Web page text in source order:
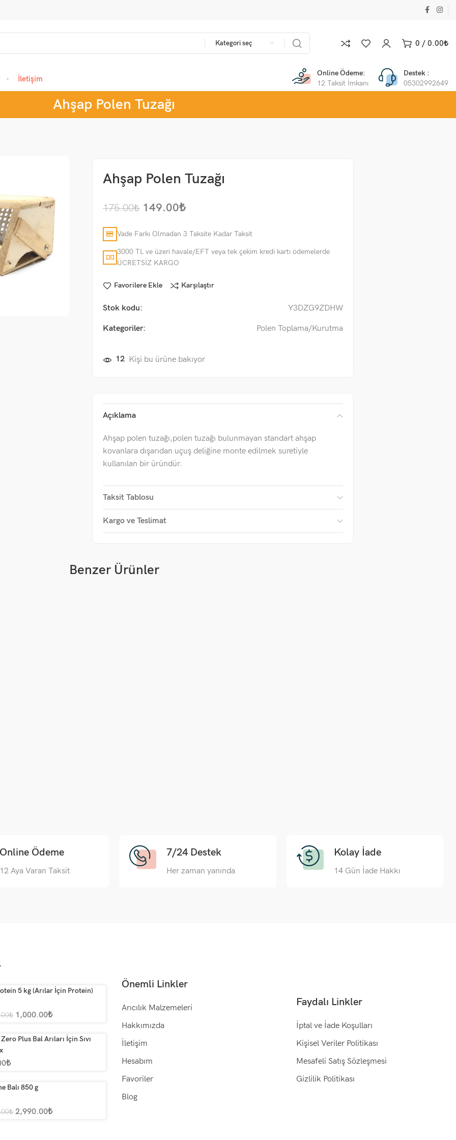
Kategori seç 0 / 0.00₺
İletişim
Online Ödeme:
12 Taksit İmkanı
Destek :
05302992649
Ahşap Polen Tuzağı
Ahşap Polen Tuzağı
175.00₺ 149.00₺
Vade Farkı Olmadan 3 Taksite Kadar Taksit
3000 TL ve üzeri havale/EFT veya tek çekim kredi kartı ödemelerde
ÜCRETSİZ KARGO
Favorilere Ekle Karşılaştır
Stok kodu: Y3DZG9ZDHW
Kategoriler: Polen Toplama/Kurutma
12 Kişi bu ürüne bakıyor
Açıklama
Ahşap polen tuzağı,polen tuzağı bulunmayan standart ahşap
kovanlara dışarıdan uçuş deliğine monte edilmek suretiyle
kullanılan bir üründür.
Taksit Tablosu
Kargo ve Teslimat
Benzer Ürünler
Ödeme
Aya Varan Taksit
7/24 Destek
Her zaman yanında
Kolay İade
14 Gün İade Hakkı
5 kg (Arılar İçin Protein)
₺ 1,000.00₺
Plus Bal Arıları İçin Sıvı
₺
Balı 850 g
₺ 2,990.00₺
Önemli Linkler
Arıcılık Malzemeleri
Hakkımızda
İletişim
Hesabım
Favoriler
Blog
Faydalı Linkler
İptal ve İade Koşulları
Kişisel Veriler Politikası
Mesafeli Satış Sözleşmesi
Gizlilik Politikası